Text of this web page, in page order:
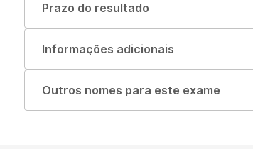
Prazo do resultado
Informações adicionais
Outros nomes para este exame